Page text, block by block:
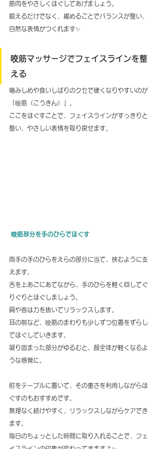
筋肉をやさしくほぐしてあげましょう。
鍛えるだけでなく、緩めることでバランスが整い、
自然な表情がつくれます✨
咬筋マッサージでフェイスラインを整
える
噛みしめや食いしばりのクセで硬くなりやすいのが
「咬筋（こうきん）」。
ここをほぐすことで、フェイスラインがすっきりと
整い、やさしい表情を取り戻せます。
咬筋部分を手のひらでほぐす
両手の手のひらをえらの部分に当て、挟むように支
えます。
舌を上あごにあてながら、手のひらを軽く回してぐ
りぐりとほぐしましょう。
肩や首は力を抜いてリラックスします。
耳の前など、咬筋のまわりも少しずつ位置をずらし
てほぐしていきます。
凝り固まった部分がゆるむと、顔全体が軽くなるよ
うな感覚に。
肘をテーブルに置いて、その重さを利用しながらほ
ぐすのもおすすめです。
無理なく続けやすく、リラックスしながらケアでき
ます。
毎日のちょっとした時間に取り入れることで、フェ